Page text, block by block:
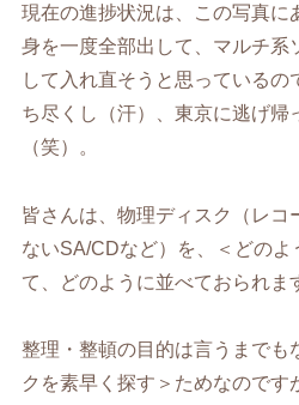
現在の進捗状況は、この写真に
身を一度全部出して、マルチ系
して入れ直そうと思っているの
ち尽くし（汗）、東京に逃げ帰
（笑）。
皆さんは、物理ディスク（レコ
ないSA/CDなど）を、＜どのよ
て、どのように並べておられま
整理・整頓の目的は言うまでも
クを素早く探す＞ためなので